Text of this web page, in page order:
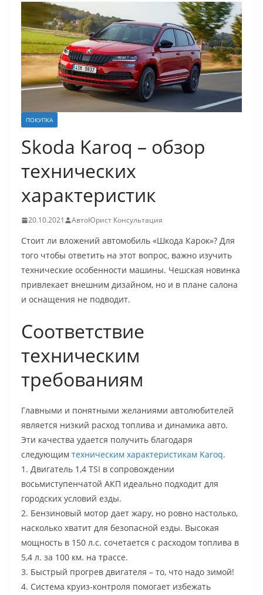
ПОКУПКА
Skoda Karoq – обзор
технических
характеристик
20.10.2021 АвтоЮрист Консультация
Стоит ли вложений автомобиль «Шкода Карок»? Для
того чтобы ответить на этот вопрос, важно изучить
технические особенности машины. Чешская новинка
привлекает внешним дизайном, но и в плане салона
и оснащения не подводит.
Соответствие
техническим
требованиям
Главными и понятными желаниями автолюбителей
является низкий расход топлива и динамика авто.
Эти качества удается получить благодаря
следующим техническим характеристикам Karoq.
1. Двигатель 1,4 TSI в сопровождении
восьмиступенчатой АКП идеально подходит для
городских условий езды.
2. Бензиновый мотор дает жару, но ровно настолько,
насколько хватит для безопасной езды. Высокая
мощность в 150 л.с. сочетается с расходом топлива в
5,4 л. за 100 км. на трассе.
3. Быстрый прогрев двигателя – то, что надо зимой!
4. Система круиз-контроля помогает избежать